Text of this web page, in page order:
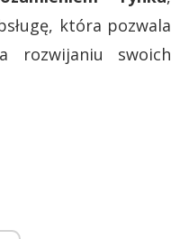
która pozwala
rozwijaniu swoich